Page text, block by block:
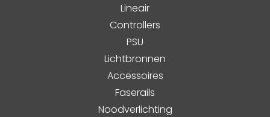
Lineair
Controllers
PSU
Lichtbronnen
Accessoires
Faserails
Noodverlichting